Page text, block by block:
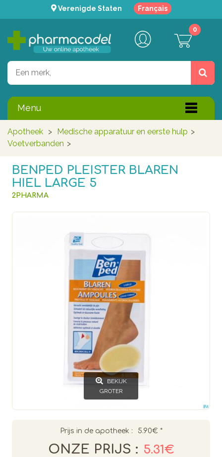
Verenigde Staten Français
0
Menu
Apotheek > Medische apparatuur en eerste hulp >
Voetverbanden >
BENPED PLEISTER BLAREN
HIEL LARGE 5
2PHARMA
BEKIJK
GROTER
Prijs in de apotheek : 5.90€ *
ONZE PRIJS : 5.31€